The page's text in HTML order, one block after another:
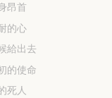
昂首
的心
給出去
的使命
死人